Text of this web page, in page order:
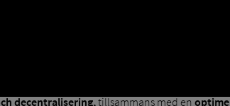
för den fjärde industriella revolutionen (även
med varandra och koordinerar sig autonomt.
och decentraliserat, över hela
decentralisering,tillsammans med en